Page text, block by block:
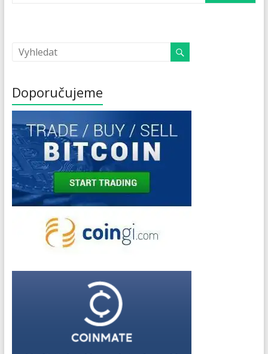
Doporučujeme